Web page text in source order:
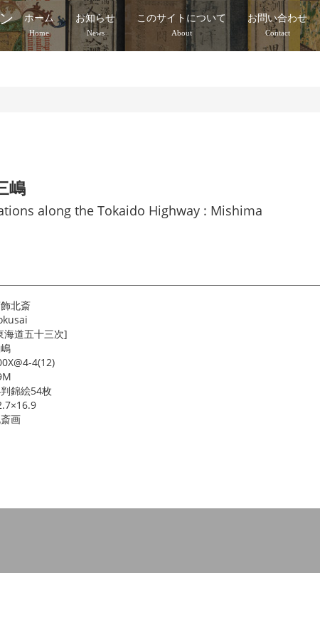
ホーム
Home
お知らせ
News
このサイトについて
About
お問い合わせ
Contact
嶋
along the Tokaido Highway : Mishima
北斎
海道五十三次]
4(12)
錦絵54枚
画